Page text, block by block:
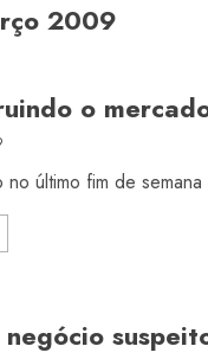
2009
o
no último fim de